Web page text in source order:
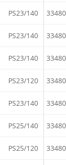
PS23/140
PS23/140
PS23/140
PS23/120
PS23/140
PS25/140
PS25/120